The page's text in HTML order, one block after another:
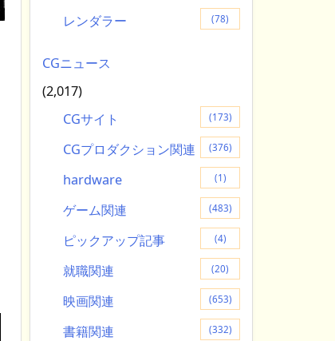
レンダラー (78)
CGニュース
(2,017)
CGサイト
(173)
CGプロダクション関連 (376)
hardware (1)
ゲーム関連 (483)
ピックアップ記事 (4)
就職関連 (20)
映画関連 (653)
書籍関連 (332)